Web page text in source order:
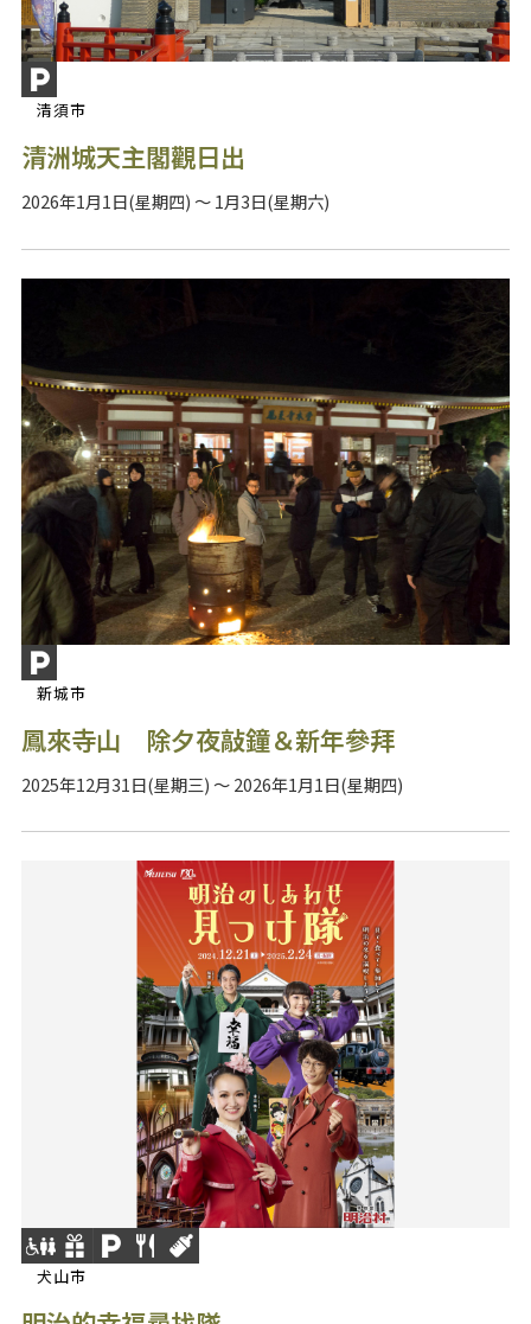
清須市
清洲城天主閣觀日出
2026年1月1日(星期四) ～ 1月3日(星期六)
新城市
鳳來寺山 除夕夜敲鐘＆新年參拜
2025年12月31日(星期三) ～ 2026年1月1日(星期四)
犬山市